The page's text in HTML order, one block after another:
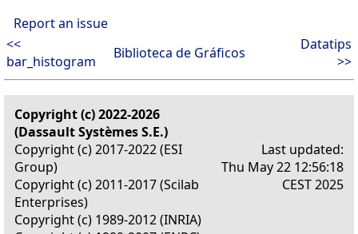
Report an issue
<<
bar_histogram
Biblioteca de Gráficos
Datatips
>>
Copyright (c) 2022-2026
(Dassault Systèmes S.E.)
Copyright (c) 2017-2022 (ESI
Group)
Copyright (c) 2011-2017 (Scilab
Enterprises)
Copyright (c) 1989-2012 (INRIA)
Last updated:
Thu May 22 12:56:18
CEST 2025